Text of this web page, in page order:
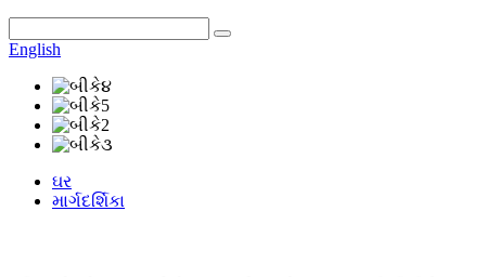
English
ઘર
માર્ગદર્શિકા